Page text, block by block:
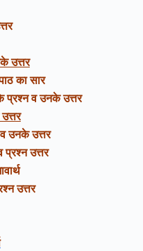
उत्तर
का सार
प्रश्न व उनके उत्तर
उनके उत्तर
प्रश्न उत्तर
उत्तर